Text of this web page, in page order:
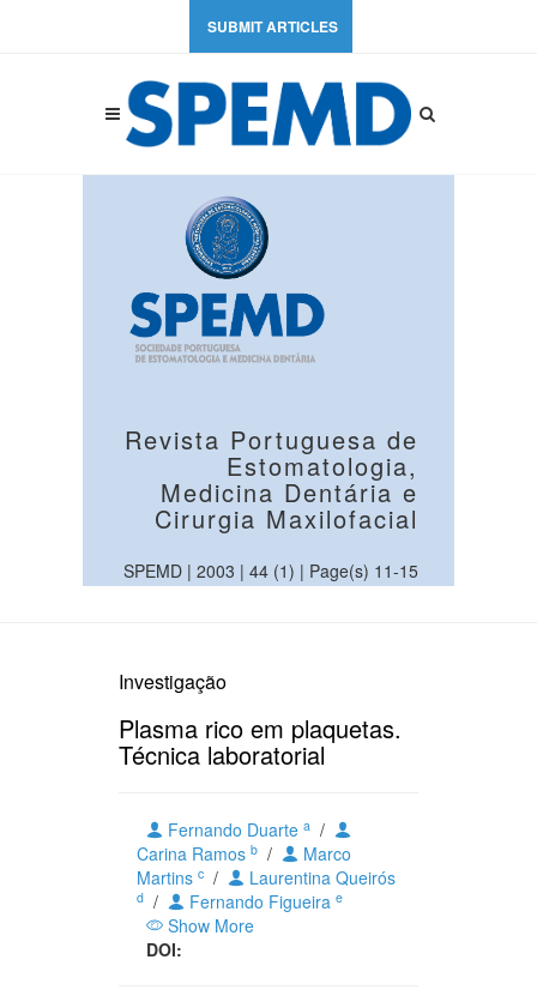
SUBMIT ARTICLES
Revista Portuguesa de
Estomatologia,
Medicina Dentária e
Cirurgia Maxilofacial
SPEMD | 2003 | 44 (1) | Page(s) 11-15
Investigação
Plasma rico em plaquetas.
Técnica laboratorial
Fernando Duarte a /
Carina Ramos b /
Marco
Martins c / Laurentina Queirós
d / Fernando Figueira e
Show More
DOI: